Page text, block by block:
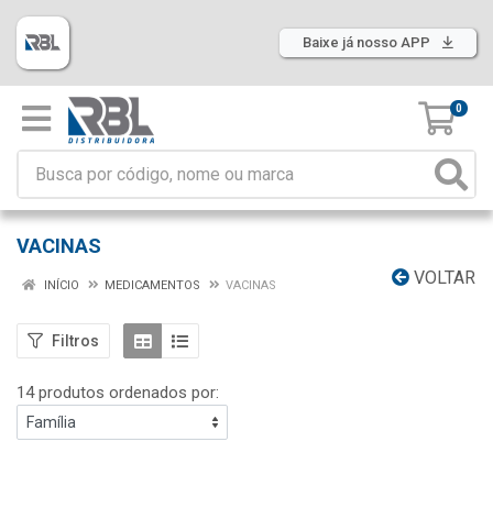
Baixe já nosso APP
0
VACINAS
VOLTAR
INÍCIO MEDICAMENTOS VACINAS
Filtros
14 produtos ordenados por: